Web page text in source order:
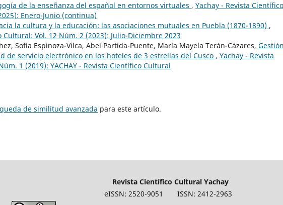
de la enseñanza del español en entornos virtuales , Yachay - Revista Científico
Enero-Junio (continua)
la cultura y la educación: las asociaciones mutuales en Puebla (1870-1890) ,
Cultural: Vol. 12 Núm. 2 (2023): Julio-Diciembre 2023
Sofía Espinoza-Vilca, Abel Partida-Puente, María Mayela Terán-Cázares,
de servicio electrónico en los hoteles de 3 estrellas del Cusco , Yachay - Revista
1 (2019): YACHAY - Revista Científico Cultural
de similitud avanzada para este artículo.
Revista Científico Cultural Yachay
eISSN: 2520-9051
ISSN: 2412-2963